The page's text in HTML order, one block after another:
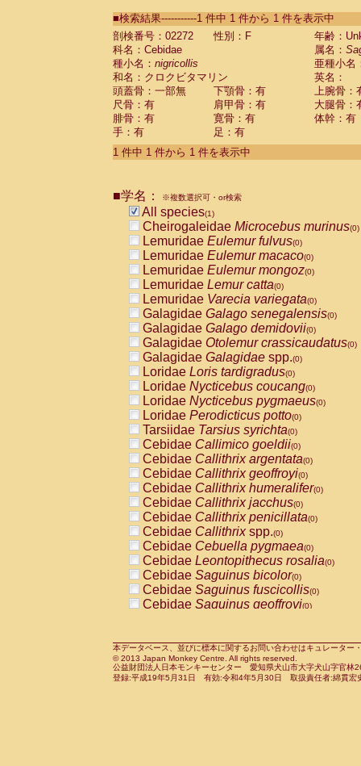
CebidaeSaguinus labiatus(0)
Cebidae Saguinus leucopus (0)
Cebidae
CebidaeSaguinus mystax
CebidaeSaguinus nigricollis (1)
Cebidae Saguinus oedipus
Cebidae Saguinus weddelli
Cebidae Saguinusspp.
Cebidae Aotus trivirgatus
Cebidae Cebus albifrons
CebidaeCebus nigrivittatus
CebidaeCebus
CebidaeSaimiri boliviensis(0)
CebidaeSaimiri sciureus(0)
AtelidaeAlouatta caraya(0)
AtelidaeAlouatta fusca(0)
AtelidaeAlouatta seniculus
AtelidaeAlouattaspp.(0)
AtelidaeAteles belzebuth(0)
AtelidaeAteles geoffroyi(0)
AtelidaeAteles paniscus(0)
AtelidaeAtelesspp.(0)
Atelidae Lagothrix lagothricha
AtelidaeLagothrix lagothricha cana
PitheciidaeCacajao calvus
PitheciidaeCallicebus cupreus
PitheciidaeCallicebus donacophilus
PitheciidaeCallicebus moloch
PitheciidaeCallicebus torquatus
PitheciidaeCallicebusspp.(0)
PitheciidaeChiropotes satanas(0)
PitheciidaePithecia monachus
PitheciidaePithecia pithecia(0)
CercopithecidaeCercocebus agilis
CercopithecidaeCercocebus
CercopithecidaeCercocebus
CercopithecidaeCercocebus
CercopithecidaeCercocebus
CercopithecidaeCercocebushybrid
CercopithecidaePapio anubis(0)
CercopithecidaePapio cynocephalus
CercopithecidaePapio hamadryas(0)
■検索結果-----------1 件中 1 件から 1 件を表示中
剖検番号：02272
性別：F
年齢：
科名：Cebidae
属名：
種小名： nigricollis
亜種小名
和名：クロクビタマリン
英名：
頭蓋骨：一部無
下顎骨：有
上腕骨：
尺骨：有
肩甲骨：有
大腿骨：
腓骨：有
寛骨：有
体幹：有
手：有
足：有
1 件中 1 件から 1 件を表示中
■学名： ※複数選択可・or検索
All species(1)
Cheirogaleidae Microcebus murinus(0)
Lemuridae Eulemur fulvus(0)
Lemuridae Eulemur macaco(0)
Lemuridae Eulemur mongoz(0)
Lemuridae Lemur catta(0)
Lemuridae Varecia variegata(0)
Galagidae Galago senegalensis(0)
Galagidae Galago demidovii(0)
Galagidae Otolemur crassicaudatus(0)
Galagidae Galagidae spp.(0)
Loridae Loris tardigradus(0)
Loridae Nycticebus coucang(0)
Loridae Nycticebus pygmaeus(0)
Loridae Perodicticus potto(0)
Tarsiidae Tarsius syrichta(0)
Cebidae Callimico goeldii(0)
Cebidae Callithrix argentata(0)
Cebidae Callithrix geoffroyi(0)
Cebidae Callithrix humeralifer(0)
Cebidae Callithrix jacchus(0)
Cebidae Callithrix penicillata(0)
Cebidae Callithrixspp.(0)
Cebidae Cebuella pygmaea(0)
Cebidae Leontopithecus rosalia(0)
Cebidae Saguinus bicolor(0)
Cebidae Saguinus fuscicollis(0)
Cebidae Saguinus geoffroyi(0)
CebidaeSaguinus leucopus(0)
CebidaeSaguinus midas(0)
Cebidae Saguinus mystax(0)
本データベース、並びに標本に関するお問い合わせはキュレータ
© 2013 Japan Monkey Centre. All rights reserved.
公益財団法人日本モンキーセンター 愛知県犬山市大字犬山字官
登録:平成19年5月31日 有効:令和4年5月30日 取扱責任者:綿貫宏